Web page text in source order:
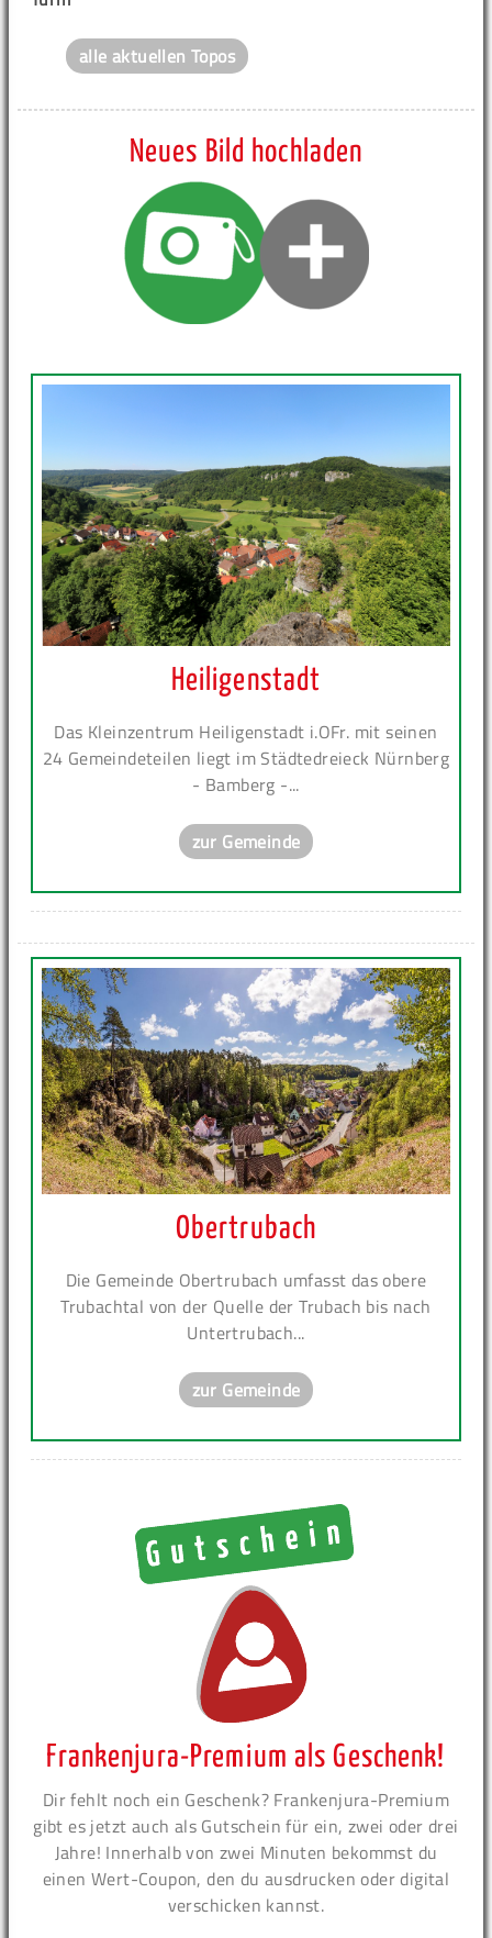
alle aktuellen Topos
Neues Bild hochladen
Heiligenstadt
Das Kleinzentrum Heiligenstadt i.OFr. mit seinen
24 Gemeindeteilen liegt im Städtedreieck Nürnberg
- Bamberg -...
zur Gemeinde
Obertrubach
Die Gemeinde Obertrubach umfasst das obere
Trubachtal von der Quelle der Trubach bis nach
Untertrubach...
zur Gemeinde
Frankenjura-Premium als Geschenk!
Dir fehlt noch ein Geschenk? Frankenjura-Premium
gibt es jetzt auch als Gutschein für ein, zwei oder drei
Jahre! Innerhalb von zwei Minuten bekommst du
einen Wert-Coupon, den du ausdrucken oder digital
verschicken kannst.